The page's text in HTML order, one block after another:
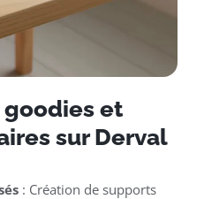
et
sur Derval
: Création de supports